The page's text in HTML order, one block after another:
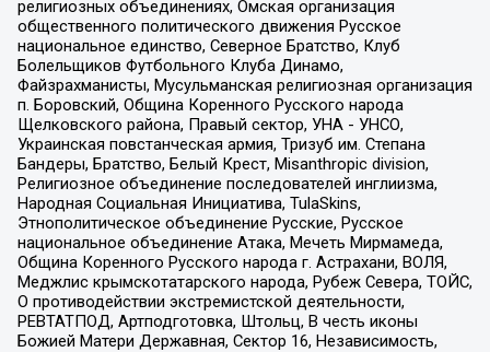
религиозных объединениях, Омская организация
общественного политического движения Русское
национальное единство, Северное Братство, Клуб
Болельщиков Футбольного Клуба Динамо,
Файзрахманисты, Мусульманская религиозная организация
п. Боровский, Община Коренного Русского народа
Щелковского района, Правый сектор, УНА - УНСО,
Украинская повстанческая армия, Тризуб им. Степана
Бандеры, Братство, Белый Крест, Misanthropic division,
Религиозное объединение последователей инглиизма,
Народная Социальная Инициатива, TulaSkins,
Этнополитическое объединение Русские, Русское
национальное объединение Атака, Мечеть Мирмамеда,
Община Коренного Русского народа г. Астрахани, ВОЛЯ,
Меджлис крымскотатарского народа, Рубеж Севера, ТОЙС,
О противодействии экстремистской деятельности,
РЕВТАТПОД, Артподготовка, Штольц, В честь иконы
Божией Матери Державная, Сектор 16, Независимость,